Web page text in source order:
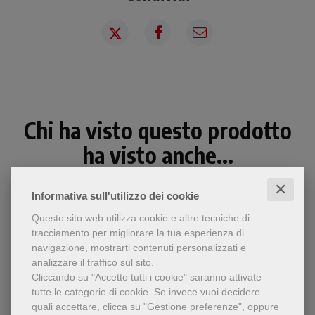
Informativa sull'utilizzo dei cookie ✕
Questo sito web utilizza cookie e altre tecniche di
tracciamento per migliorare la tua esperienza di
navigazione, mostrarti contenuti personalizzati e
analizzare il traffico sul sito.
Cliccando su "Accetto tutti i cookie" saranno attivate
tutte le categorie di cookie. Se invece vuoi decidere
quali accettare, clicca su "Gestione preferenze", oppure
Chi ha visto questo prodotto
ha visto anche...